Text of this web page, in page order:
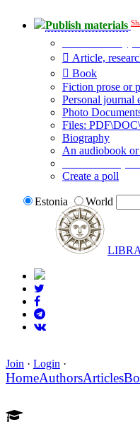
Publish materials
Article,
Book
Fiction prose or
Personal journal
Photo
Files:
Biography
An audiobook
Create a poll
Estonia World
Join · Login ·
HomeAuthorsArticles